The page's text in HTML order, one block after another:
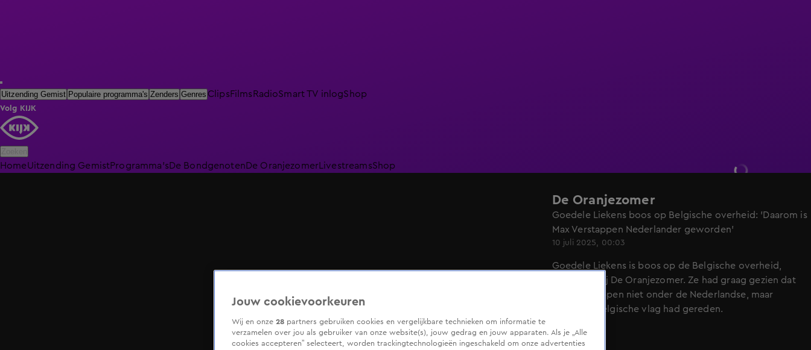
Uitzending Gemist Populaire programma's Zenders Genres ClipsFilmsRadioSmart TV inlogShop
Volg KIJK
HomeUitzending GemistProgramma'sDe BondgenotenDe Oranjezomer LivestreamsShop
De Oranjezomer
Goedele Liekens boos op Belgische overheid: 'Daarom is
Max Verstappen Nederlander geworden'
10 juli 2025, 00:03
Goedele Liekens is boos op de Belgische overheid,
vertelt ze bij De Oranjezomer. Ze had graag gezien dat
Max Verstappen niet onder de Nederlandse, maar
onder de Belgische vlag had gereden.
Jouw cookievoorkeuren
Wij en onze 28 partners gebruiken cookies en vergelijkbare technieken om informatie te
verzamelen over jou als gebruiker van onze website(s), jouw gedrag en jouw apparaten. Als je „Alle
cookies accepteren” selecteert, worden trackingtechnologieën ingeschakeld om onze advertenties